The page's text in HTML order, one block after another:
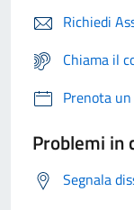
Richiedi
Chiama il
Prenota
Problemi in
Segnala